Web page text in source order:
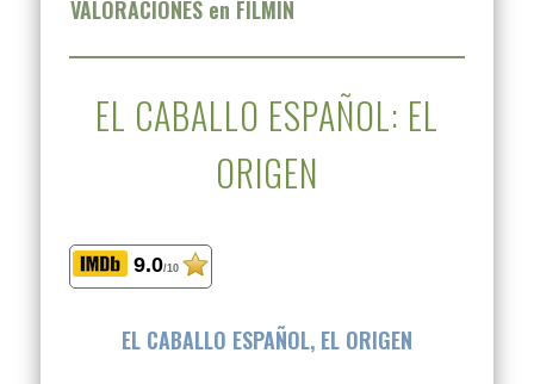
VALORACIONES en FILMIN
EL CABALLO ESPAÑOL: EL
ORIGEN
9.0/10
EL CABALLO ESPAÑOL, EL ORIGEN